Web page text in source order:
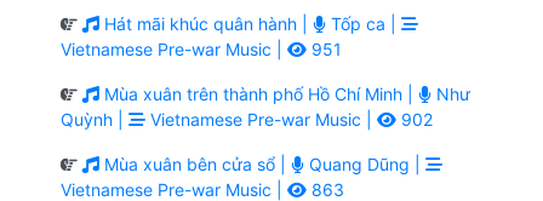
Hát mãi khúc quân hành |
Tốp ca |
Vietnamese Pre-war Music |
951
Mùa xuân trên thành phố Hồ Chí Minh |
Như
Quỳnh |
Vietnamese Pre-war Music | 902
Mùa xuân bên cửa sổ |
Quang Dũng |
Vietnamese Pre-war Music |
863